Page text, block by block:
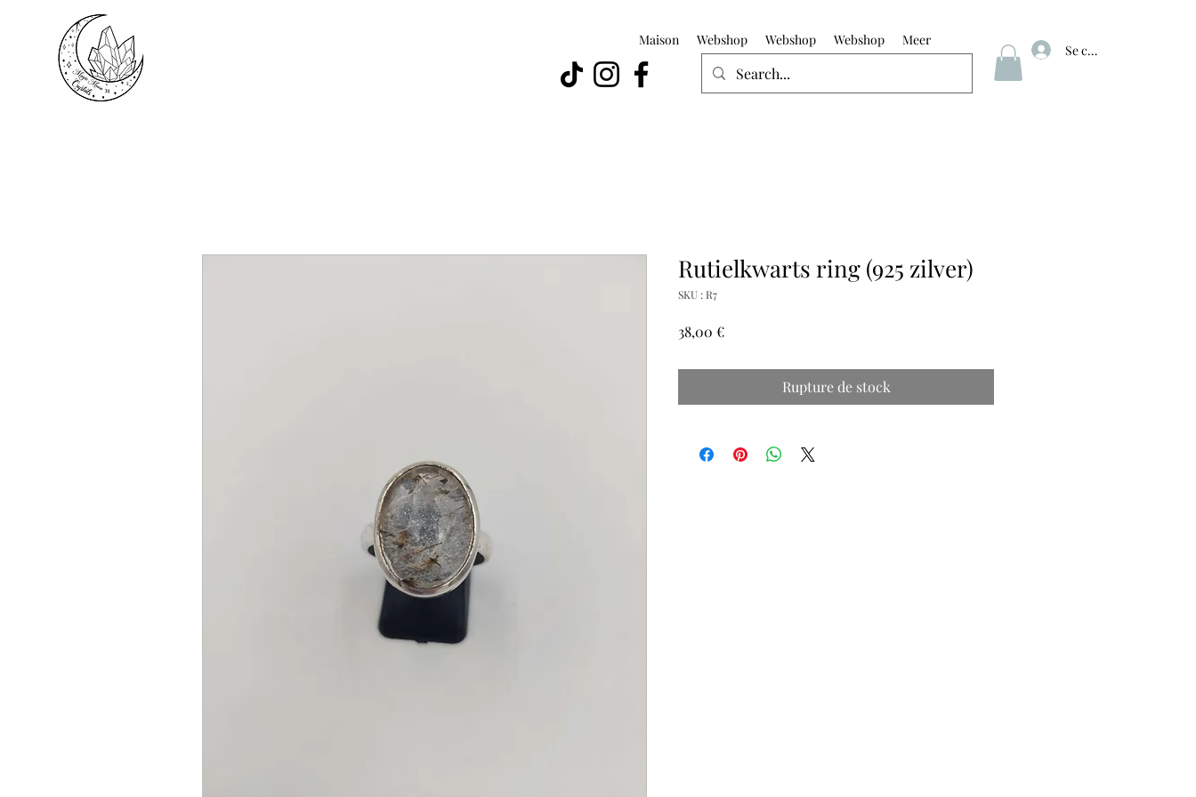
Maison Webshop Webshop Webshop Meer
Se connecter
Rutielkwarts ring (925 zilver)
SKU : R7
38,00 €Prix
Rupture de stock